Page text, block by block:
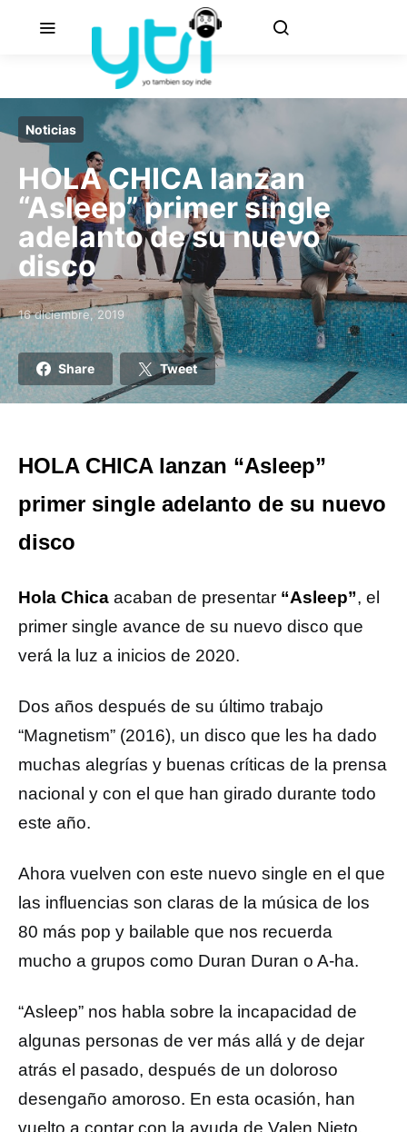
Noticias
HOLA CHICA lanzan
“Asleep” primer single
adelanto de su nuevo
disco
Posted on
16 diciembre, 2019
Share Tweet
HOLA CHICA lanzan “Asleep”
primer single adelanto de su nuevo
disco
Hola Chica acaban de presentar “Asleep”, el
primer single avance de su nuevo disco que
verá la luz a inicios de 2020.
Dos años después de su último trabajo
“Magnetism” (2016), un disco que les ha dado
muchas alegrías y buenas críticas de la prensa
nacional y con el que han girado durante todo
este año.
Ahora vuelven con este nuevo single en el que
las influencias son claras de la música de los
80 más pop y bailable que nos recuerda
mucho a grupos como Duran Duran o A-ha.
“Asleep” nos habla sobre la incapacidad de
algunas personas de ver más allá y de dejar
atrás el pasado, después de un doloroso
desengaño amoroso. En esta ocasión, han
vuelto a contar con la ayuda de Valen Nieto,